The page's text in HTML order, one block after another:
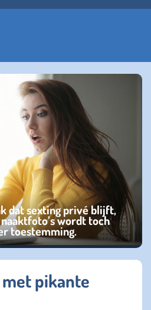
dat sexting privé blijft,
wordt toch
toestemming.
met pikante